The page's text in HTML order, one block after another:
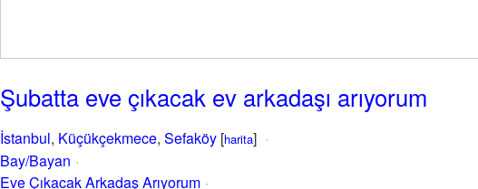
Şubatta eve çıkacak ev arkadaşı arıyorum
İstanbul, Küçükçekmece, Sefaköy [harita]
Bay/Bayan
Eve Çıkacak Arkadaş Arıyorum